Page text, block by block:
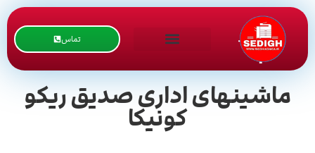
تماس
ماشینهای اداری صدیق ریکو
کونیکا